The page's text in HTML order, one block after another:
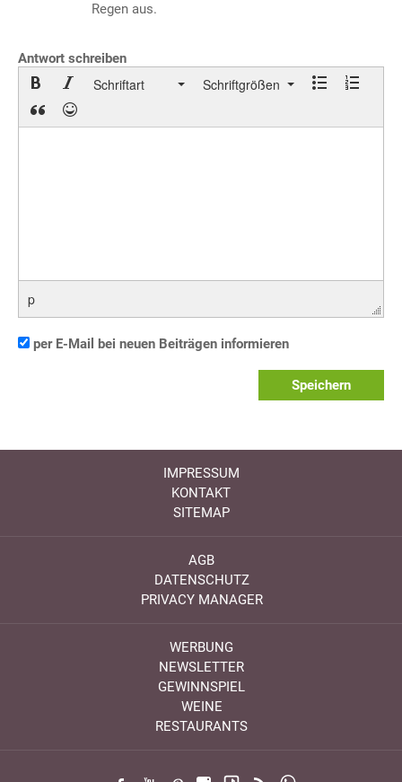
Regen aus.
Antwort schreiben
Schriftart Schriftgrößen
p
per E-Mail bei neuen Beiträgen informieren
Speichern
IMPRESSUM
KONTAKT
SITEMAP
AGB
DATENSCHUTZ
PRIVACY MANAGER
WERBUNG
NEWSLETTER
GEWINNSPIEL
WEINE
RESTAURANTS